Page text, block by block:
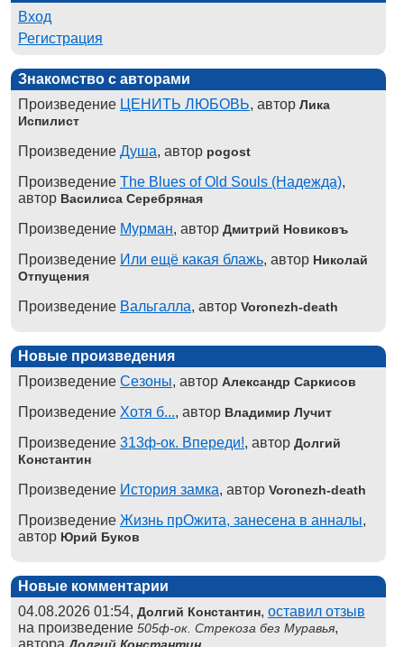
Вход
Регистрация
Знакомство с авторами
Произведение ЦЕНИТЬ ЛЮБОВЬ, автор Лика
Испилист
Произведение Душа, автор pogost
Произведение The Blues of Old Souls (Надежда),
автор Василиса Серебряная
Произведение Мурман, автор Дмитрий Новиковъ
Произведение Или ещё какая блажь, автор Николай
Отпущения
Произведение Вальгалла, автор Voronezh-death
Новые произведения
Произведение Сезоны, автор Александр Саркисов
Произведение Хотя б..., автор Владимир Лучит
Произведение 313ф-ок. Впереди!, автор Долгий
Константин
Произведение История замка, автор Voronezh-death
Произведение Жизнь прОжита, занесена в анналы,
автор Юрий Буков
Новые комментарии
04.08.2026 01:54, Долгий Константин, оставил отзыв
на произведение 505ф-ок. Стрекоза без Муравья,
автора